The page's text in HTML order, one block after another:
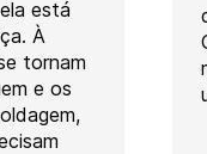
está
À
tornam
e os